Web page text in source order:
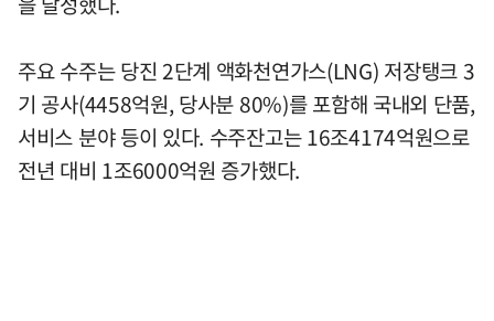
주요 수주는 당진 2단계 액화천연가스(LNG) 저장탱크 3
기 공사(4458억원, 당사분 80%)를 포함해 국내외 단품,
서비스 분야 등이 있다. 수주잔고는 16조4174억원으로
전년 대비 1조6000억원 증가했다.